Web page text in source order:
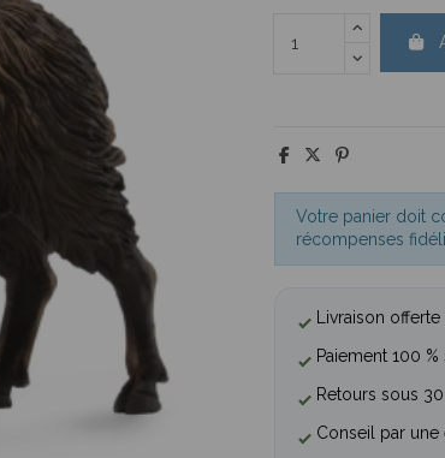
Votre panier doit
récompenses
Livraison
Paiement 100
Retours sous
Conseil par